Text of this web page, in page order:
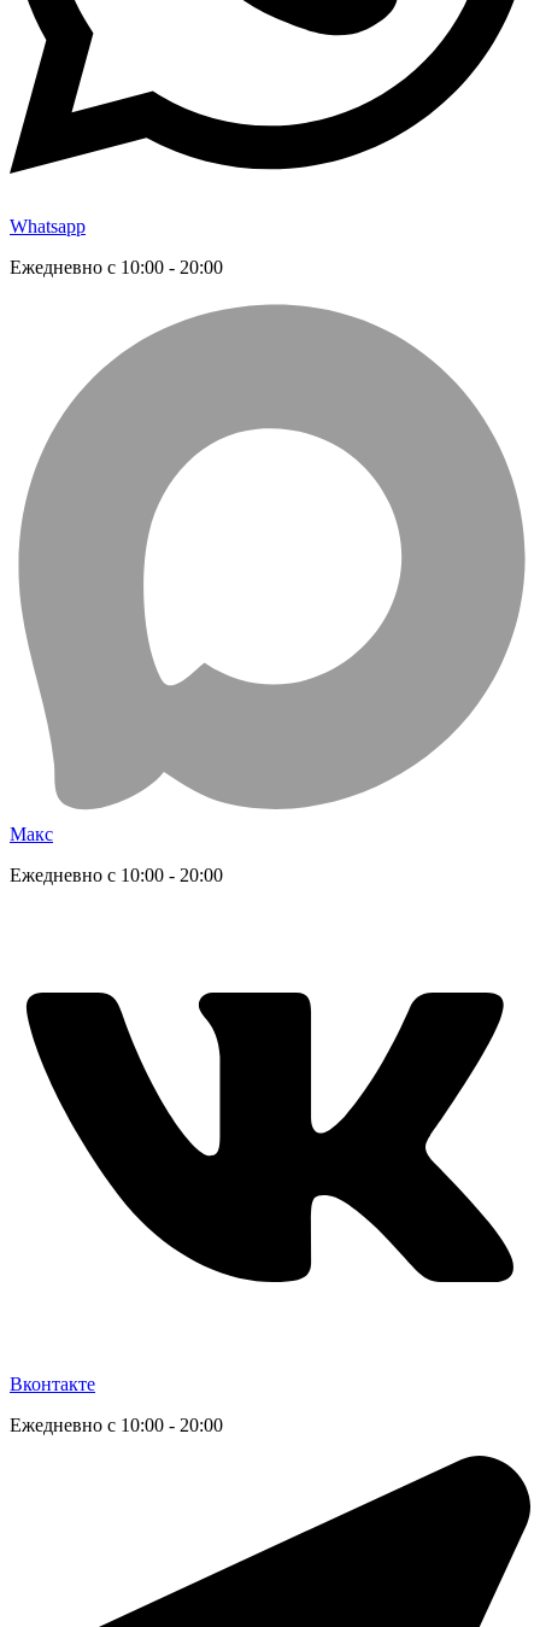
Whatsapp
Ежедневно с 10:00 - 20:00
Макс
Ежедневно с 10:00 - 20:00
Вконтакте
Ежедневно с 10:00 - 20:00